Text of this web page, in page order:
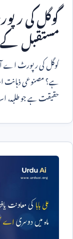
گوگل کی
مستقبل کے
گوگل کی رپورٹ اے
ہے؟ مصنوعی
حقیقت ہے جو طلبہ،